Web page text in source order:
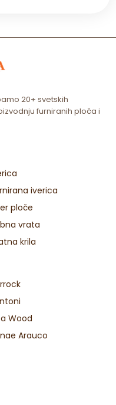
20+ svetskih
furniranih ploča i
iverica
ploče
vrata
krila
Wood
Arauco